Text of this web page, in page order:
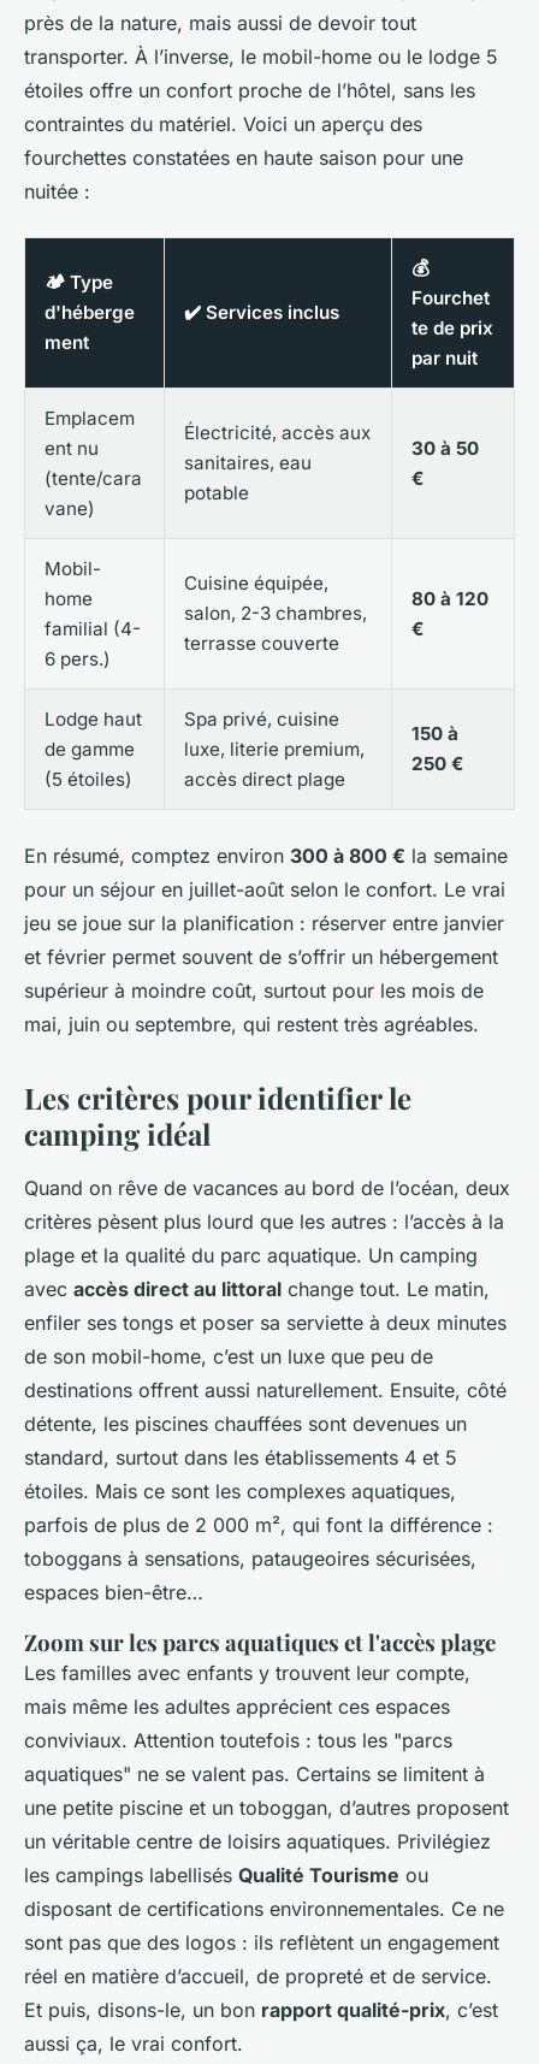
près de la nature, mais aussi de devoir tout
transporter. À l’inverse, le mobil-home ou le lodge 5
étoiles offre un confort proche de l’hôtel, sans les
contraintes du matériel. Voici un aperçu des
fourchettes constatées en haute saison pour une
nuitée :
🏕️ Type
d'héberge
ment
✔️ Services inclus
💰
Fourchet
te de prix
par nuit
Emplacem
ent nu
(tente/cara
vane)
Électricité, accès aux
sanitaires, eau
potable
30 à 50
€
Mobil-
home
familial (4-
6 pers.)
Cuisine équipée,
salon, 2-3 chambres,
terrasse couverte
80 à 120
€
Lodge haut
de gamme
(5 étoiles)
Spa privé, cuisine
luxe, literie premium,
accès direct plage
150 à
250 €
En résumé, comptez environ 300 à 800 € la semaine
pour un séjour en juillet-août selon le confort. Le vrai
jeu se joue sur la planification : réserver entre janvier
et février permet souvent de s’offrir un hébergement
supérieur à moindre coût, surtout pour les mois de
mai, juin ou septembre, qui restent très agréables.
Les critères pour identifier le
camping idéal
Quand on rêve de vacances au bord de l’océan, deux
critères pèsent plus lourd que les autres : l’accès à la
plage et la qualité du parc aquatique. Un camping
avec accès direct au littoral change tout. Le matin,
enfiler ses tongs et poser sa serviette à deux minutes
de son mobil-home, c’est un luxe que peu de
destinations offrent aussi naturellement. Ensuite, côté
détente, les piscines chauffées sont devenues un
standard, surtout dans les établissements 4 et 5
étoiles. Mais ce sont les complexes aquatiques,
parfois de plus de 2 000 m², qui font la différence :
toboggans à sensations, pataugeoires sécurisées,
espaces bien-être…
Zoom sur les parcs aquatiques et l'accès plage
Les familles avec enfants y trouvent leur compte,
mais même les adultes apprécient ces espaces
conviviaux. Attention toutefois : tous les "parcs
aquatiques" ne se valent pas. Certains se limitent à
une petite piscine et un toboggan, d’autres proposent
un véritable centre de loisirs aquatiques. Privilégiez
les campings labellisés Qualité Tourisme ou
disposant de certifications environnementales. Ce ne
sont pas que des logos : ils reflètent un engagement
réel en matière d’accueil, de propreté et de service.
Et puis, disons-le, un bon rapport qualité-prix, c’est
aussi ça, le vrai confort.